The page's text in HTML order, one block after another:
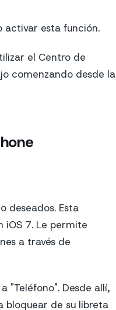
esta función.
el Centro de
comenzando desde la
deseados. Esta
iOS 7. Le permite
a través de
"Teléfono". Desde allí,
bloquear de su libreta